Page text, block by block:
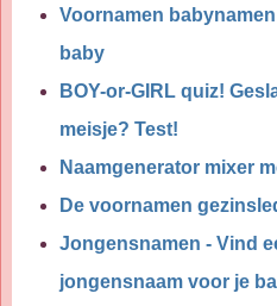
Voornamen
baby
BOY-or-GIRL quiz!
meisje? Test!
Naamgenerator mixer
De voornamen
Jongensnamen - Vind
jongensnaam voor je